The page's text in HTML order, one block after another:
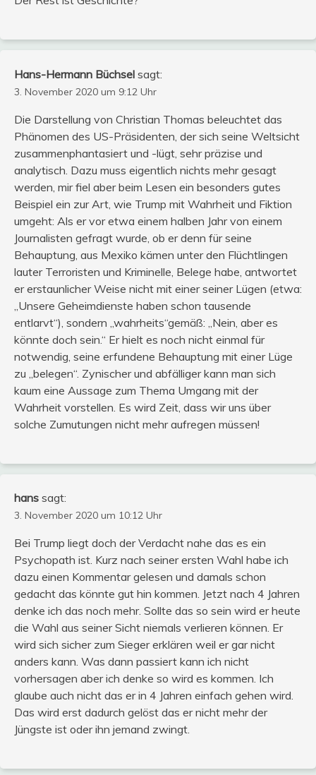
Hans-Hermann Büchsel sagt:
3. November 2020 um 9:12 Uhr
Die Darstellung von Christian Thomas beleuchtet das
Phänomen des US-Präsidenten, der sich seine Weltsicht
zusammenphantasiert und -lügt, sehr präzise und
analytisch. Dazu muss eigentlich nichts mehr gesagt
werden, mir fiel aber beim Lesen ein besonders gutes
Beispiel ein zur Art, wie Trump mit Wahrheit und Fiktion
umgeht: Als er vor etwa einem halben Jahr von einem
Journalisten gefragt wurde, ob er denn für seine
Behauptung, aus Mexiko kämen unter den Flüchtlingen
lauter Terroristen und Kriminelle, Belege habe, antwortet
er erstaunlicher Weise nicht mit einer seiner Lügen (etwa:
„Unsere Geheimdienste haben schon tausende
entlarvt“), sondern „wahrheits“gemäß: „Nein, aber es
könnte doch sein.“ Er hielt es noch nicht einmal für
notwendig, seine erfundene Behauptung mit einer Lüge
zu „belegen“. Zynischer und abfälliger kann man sich
kaum eine Aussage zum Thema Umgang mit der
Wahrheit vorstellen. Es wird Zeit, dass wir uns über
solche Zumutungen nicht mehr aufregen müssen!
hans sagt:
3. November 2020 um 10:12 Uhr
Bei Trump liegt doch der Verdacht nahe das es ein
Psychopath ist. Kurz nach seiner ersten Wahl habe ich
dazu einen Kommentar gelesen und damals schon
gedacht das könnte gut hin kommen. Jetzt nach 4 Jahren
denke ich das noch mehr. Sollte das so sein wird er heute
die Wahl aus seiner Sicht niemals verlieren können. Er
wird sich sicher zum Sieger erklären weil er gar nicht
anders kann. Was dann passiert kann ich nicht
vorhersagen aber ich denke so wird es kommen. Ich
glaube auch nicht das er in 4 Jahren einfach gehen wird.
Das wird erst dadurch gelöst das er nicht mehr der
Jüngste ist oder ihn jemand zwingt.